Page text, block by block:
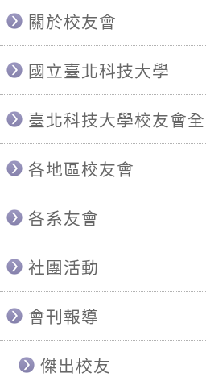
關於校友會
國立臺北科技大學
臺北科技大學校友會
各地區校友會
各系友會
社團活動
會刊報導
傑出校友